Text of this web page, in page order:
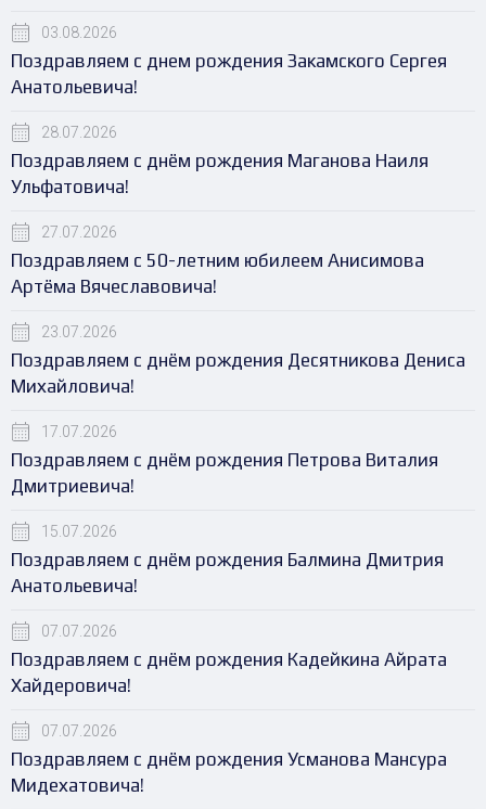
03.08.2026
Поздравляем с днем рождения Закамского Сергея
Анатольевича!
28.07.2026
Поздравляем с днём рождения Маганова Наиля
Ульфатовича!
27.07.2026
Поздравляем с 50-летним юбилеем Анисимова
Артёма Вячеславовича!
23.07.2026
Поздравляем с днём рождения Десятникова Дениса
Михайловича!
17.07.2026
Поздравляем с днём рождения Петрова Виталия
Дмитриевича!
15.07.2026
Поздравляем с днём рождения Балмина Дмитрия
Анатольевича!
07.07.2026
Поздравляем с днём рождения Кадейкина Айрата
Хайдеровича!
07.07.2026
Поздравляем с днём рождения Усманова Мансура
Мидехатовича!